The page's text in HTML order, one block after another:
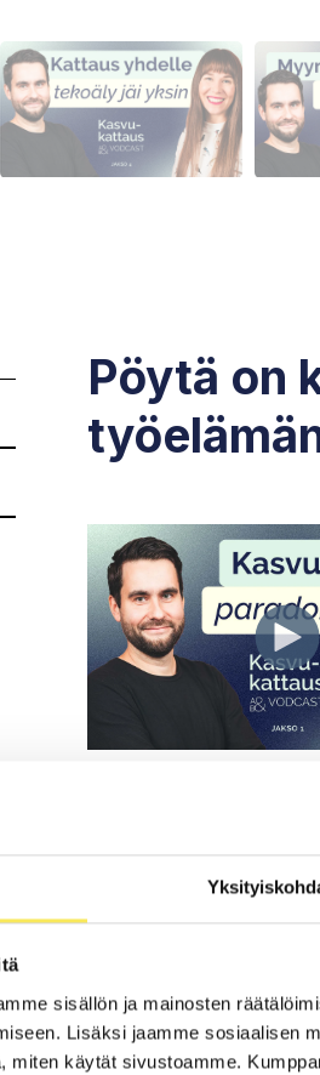
sisällön ja mainosten
Lisäksi jaamme sosiaalisen
miten käytät sivustoamme.
Pöytä on
strategia ei näy
Alkupalana kasvun
ja resepti selvillä, mutta
tietoa ja visioita kuin
insinöörikansa pelkää
valintoja.
Miksi hienot